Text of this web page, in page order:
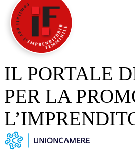
IL PORTALE
PER LA